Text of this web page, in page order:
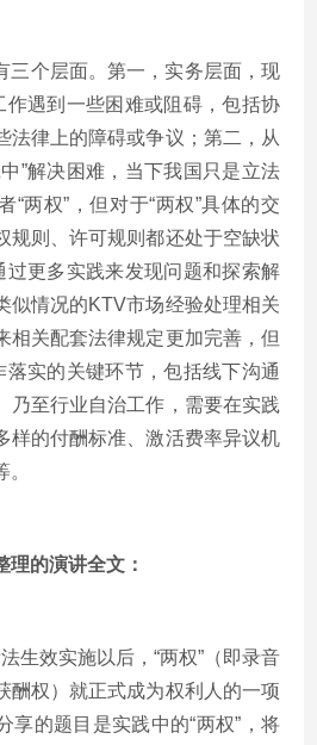
三个层面。第一，实务层面，现
作遇到一些困难或阻碍，包括协
法律上的障碍或争议；第二，从
”解决困难，当下我国只是立法
“两权”，但对于“两权”具体的交
规则、许可规则都还处于空缺状
过更多实践来发现问题和探索解
似情况的KTV市场经验处理相关
相关配套法律规定更加完善，但
落实的关键环节，包括线下沟通
乃至行业自治工作，需要在实践
样的付酬标准、激活费率异议机
理的演讲全文：
生效实施以后，“两权”（即录音
酬权）就正式成为权利人的一项
享的题目是实践中的“两权”，将